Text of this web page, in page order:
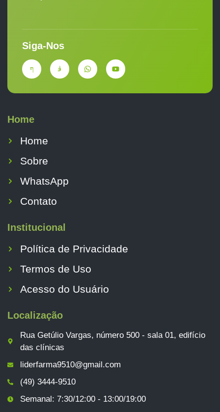
Siga-Nos
Home
Home
Sobre
WhatsApp
Contato
Institucional
Política de Privacidade
Termos de Uso
Acesso do Usuário
Localização
Rua Getúlio Vargas, número 500 - sala 01, edifício
das clínicas
liderfarma9510@gmail.com
(49) 3444-9510
Semanal: 7:30/12:00 - 13:00/19:00